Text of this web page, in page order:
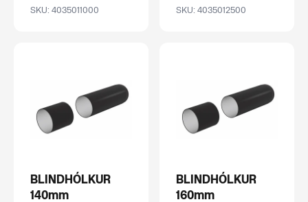
SKU: 4035011000 SKU: 4035012500
BLINDHÓLKUR
140mm
BLINDHÓLKUR
160mm